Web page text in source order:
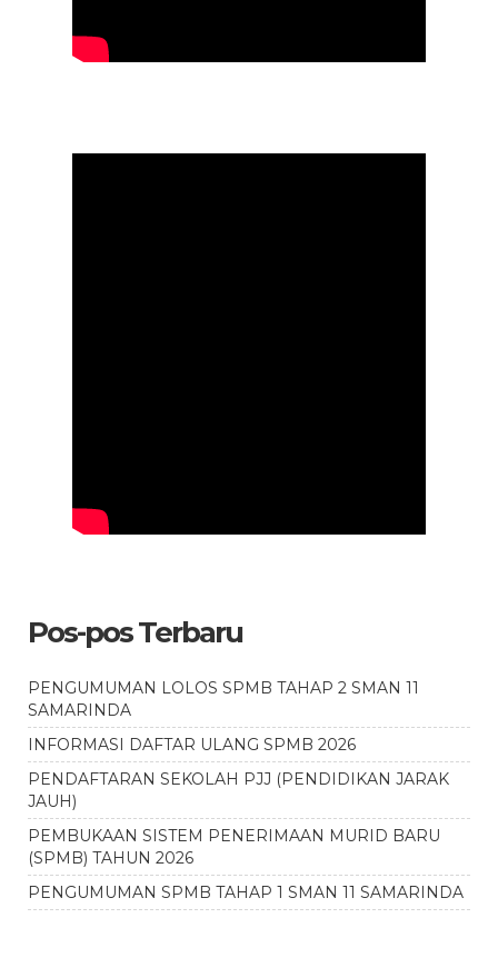
Pos-pos Terbaru
PENGUMUMAN LOLOS SPMB TAHAP 2 SMAN 11
SAMARINDA
INFORMASI DAFTAR ULANG SPMB 2026
PENDAFTARAN SEKOLAH PJJ (PENDIDIKAN JARAK
JAUH)
PEMBUKAAN SISTEM PENERIMAAN MURID BARU
(SPMB) TAHUN 2026
PENGUMUMAN SPMB TAHAP 1 SMAN 11 SAMARINDA